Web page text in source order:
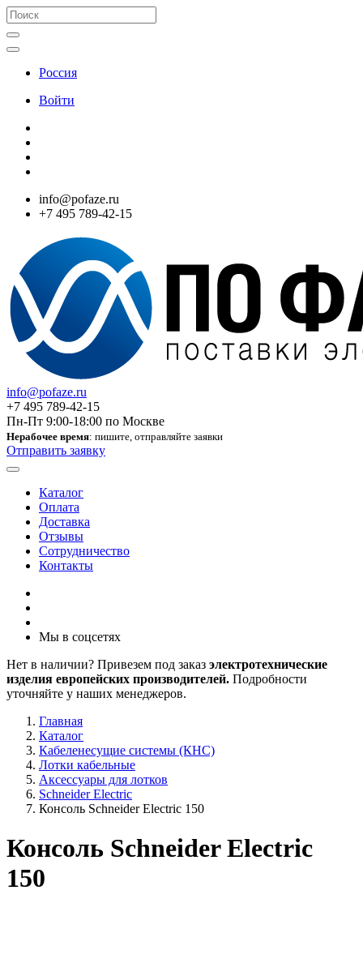
Россия
Войти
info@pofaze.ru
+7 495 789-42-15
info@pofaze.ru
+7 495 789-42-15
Пн-Пт 9:00-18:00 по Москве
Нерабочее время: пишите, отправляйте заявки
Отправить заявку
Каталог
Оплата
Доставка
Отзывы
Сотрудничество
Контакты
Мы в соцсетях
Нет в наличии? Привезем под заказ электротехнические
изделия европейских производителей. Подробности
уточняйте у наших менеджеров.
Главная
Каталог
Кабеленесущие системы (КНС)
Лотки кабельные
Аксессуары для лотков
Schneider Electric
Консоль Schneider Electric 150
Консоль Schneider Electric
150